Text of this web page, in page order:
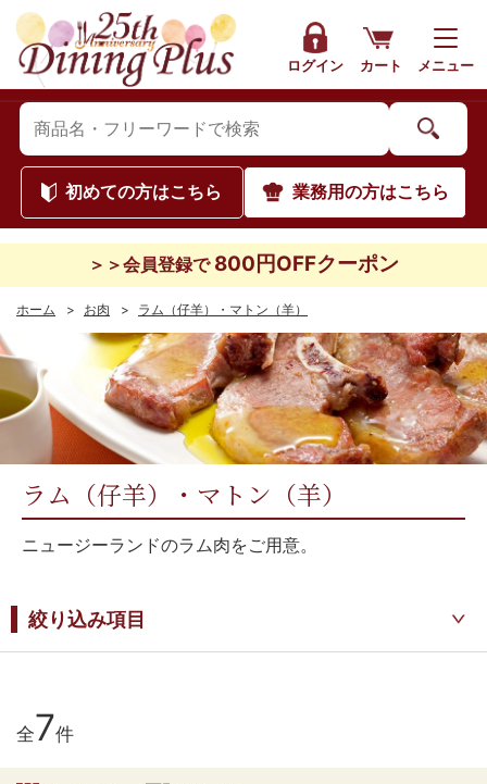
ログイン カート メニュー
初めての方はこちら 業務用の方はこちら
＞＞会員登録で 800円OFFクーポン
ホーム > お肉 > ラム（仔羊）・マトン（羊）
ラム（仔羊）・マトン（羊）
ニュージーランドのラム肉をご用意。
絞り込み項目
全7件